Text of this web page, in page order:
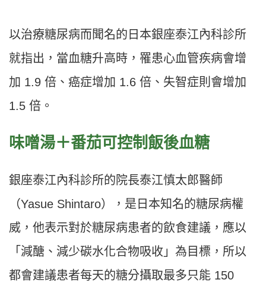
以治療糖尿病而聞名的日本銀座泰江內科診所
就指出，當血糖升高時，罹患心血管疾病會增
加 1.9 倍、癌症增加 1.6 倍、失智症則會增加
1.5 倍。
味噌湯＋番茄可控制飯後血糖
銀座泰江內科診所的院長泰江慎太郎醫師
（Yasue Shintaro），是日本知名的糖尿病權
威，他表示對於糖尿病患者的飲食建議，應以
「減醣、減少碳水化合物吸收」為目標，所以
都會建議患者每天的糖分攝取最多只能 150